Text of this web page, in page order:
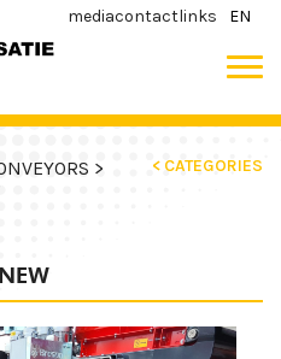
mediacontactlinks EN
>
< CATEGORIES